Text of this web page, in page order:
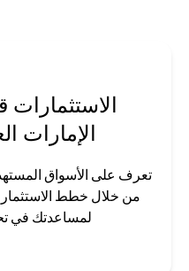
الإمارات
تعرف على الأسواق
من خلال خطط
لمساعدتك في